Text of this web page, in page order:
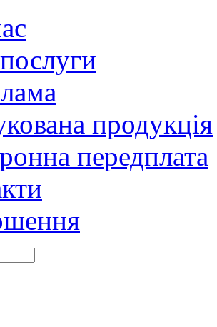
продукція
передплата